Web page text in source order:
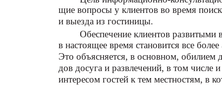
щие вопросы у клиентов во время
и выезда из гостиницы.
Обеспечение клиентов
в настоящее время становится все
Это объясняется, в основном, обилием
дов досуга и развлечений, в том числе
интересом гостей к тем местностям, в